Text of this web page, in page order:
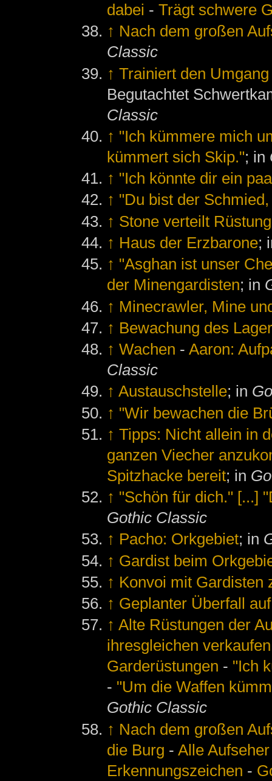
dabei -Trägt schwere
↑ Nach dem großen
Classic
↑ Trainiert den
Begutachtet
Classic
↑ "Ich kümmere mich
kümmert sich Skip."; in
↑ "Ich könnte dir ein
↑ "Du bist der
↑ Stone verteilt
↑ Haus der Erzbarone;
↑ "Asghan ist unser
der Minengardisten; in
↑ Minecrawler, Mine
↑ Bewachung des
↑ Wachen -Aaron:
Classic
↑ Austauschstelle; in
↑ "Wir bewachen die
↑ Tipps: Nicht allein in
ganzen Viecher
Spitzhacke bereit; in
↑ "Schön für dich." [...]
Gothic Classic
↑ Pacho: Orkgebiet; in
↑ Gardist beim
↑ Konvoi mit Gardisten
↑ Geplanter Überfall
↑ Alte Rüstungen der
ihresgleichen verkaufen
Garderüstungen - "Ich
- "Um die Waffen
Gothic Classic
↑ Nach dem großen
die Burg -Alle
Erkennungszeichen -